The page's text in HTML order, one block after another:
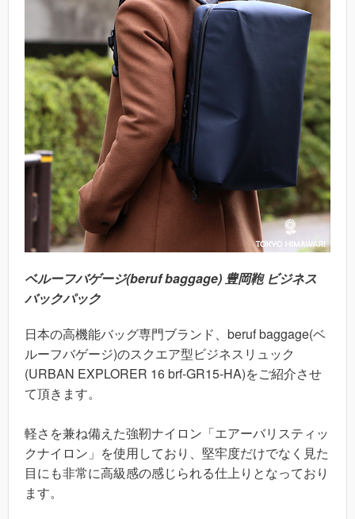
ベルーフバゲージ(beruf baggage) 豊岡鞄 ビジネス
バックパック
日本の高機能バッグ専門ブランド、beruf baggage(ベ
ルーフバゲージ)のスクエア型ビジネスリュック
(URBAN EXPLORER 16 brf-GR15-HA)をご紹介させ
て頂きます。
軽さを兼ね備えた強靭ナイロン「エアーバリスティッ
クナイロン」を使用しており、堅牢度だけでなく見た
目にも非常に高級感の感じられる仕上りとなっており
ます。